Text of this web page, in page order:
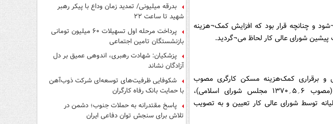
و چنانچه قرار بود که افزایش کمک¬هزینه
مشاغل و برقراری کمک‌هزینه مسکن کارگری مصوب
۲۷؍۱؍۱۳۵۹ شورای انقلاب جمهوری اسلامی ایران (مصوب ۶؍۵؍۱۳۷۰ مجلس شورای اسلامی)،
توسط شورای عالی کار تعیین و به تصویب
بدرقه میلیونی/ تمدید زمان وداع با پیکر رهبر
شهید تا ساعت ۲۲
پرداخت مرحله اول تسهیلات ۶۰ میلیون تومانی
بازنشستگان تامین اجتماعی
پزشکیان: شهادت رهبری، اندوهی عمیق بر دل
آزادگان نشاند
شکوفایی ظرفیت‌های توسعه‌ای شرکت ذوب‌آهن
با حمایت‌ بانک رفاه کارگران
پاسخ مقتدرانه به حملات جنوب؛ دشمن در
تلاش برای سنجش توان دفاعی ایران